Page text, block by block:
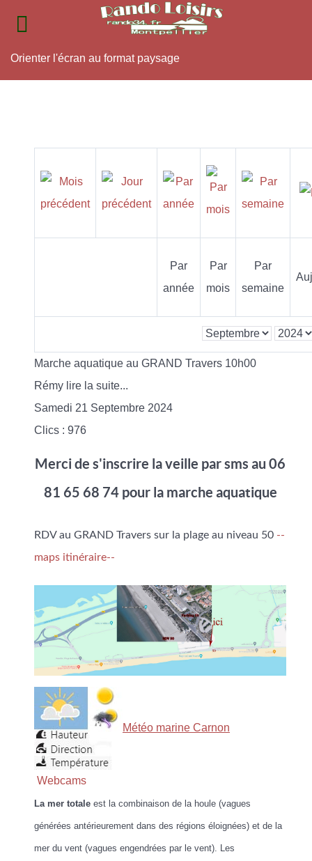
Orienter l'écran au format paysage
Par
année
Par
mois
Par
semaine
Marche aquatique au GRAND Travers 10h00
Rémy lire la suite...
Samedi 21 Septembre 2024
Clics : 976
Merci de s'inscrire la veille par sms au 06
81 65 68 74 pour la marche aquatique
RDV au GRAND Travers sur la plage au niveau 50 --
maps itinéraire--
Météo marine Carnon
Webcams
La mer totale est la combinaison de la houle (vagues
générées antérieurement dans des régions éloignées) et de la
mer du vent (vagues engendrées par le vent). Les